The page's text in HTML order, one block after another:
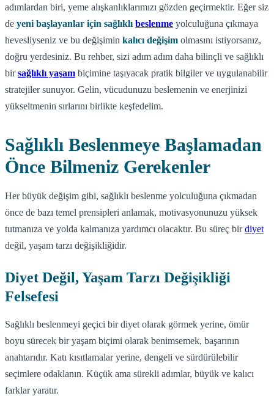
adımlardan biri, yeme alışkanlıklarımızı gözden geçirmektir. Eğer siz
de yeni başlayanlar için sağlıklı beslenme yolculuğuna çıkmaya
hevesliyseniz ve bu değişimin kalıcı değişim olmasını istiyorsanız,
doğru yerdesiniz. Bu rehber, sizi adım adım daha bilinçli ve sağlıklı
birsağlıklı yaşam biçimine taşıyacak pratik bilgiler ve uygulanabilir
stratejiler sunuyor. Gelin, vücudunuzu beslemenin ve enerjinizi
yükseltmenin sırlarını birlikte keşfedelim.
Sağlıklı Beslenmeye Başlamadan
Önce Bilmeniz Gerekenler
Her büyük değişim gibi, sağlıklı beslenme yolculuğuna çıkmadan
önce de bazı temel prensipleri anlamak, motivasyonunuzu yüksek
tutmanıza ve yolda kalmanıza yardımcı olacaktır. Bu süreç birdiyet
değil, yaşam tarzı değişikliğidir.
Diyet Değil, Yaşam Tarzı Değişikliği
Felsefesi
Sağlıklı beslenmeyi geçici bir diyet olarak görmek yerine, ömür
boyu sürecek bir yaşam biçimi olarak benimsemek, başarının
anahtarıdır. Katı kısıtlamalar yerine, dengeli ve sürdürülebilir
seçimlere odaklanın. Küçük ama sürekli adımlar, büyük ve kalıcı
farklar yaratır.